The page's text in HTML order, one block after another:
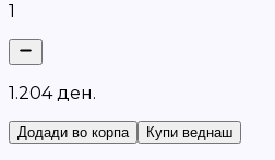
1
1.204 ден.
Додади во корпа Купи веднаш